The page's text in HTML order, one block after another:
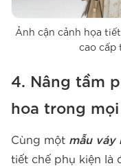
Ảnh cận cảnh họa
cao cấp
4. Nâng tầm
hoa trong
Cùng một mẫu váy
tiết chế phụ kiện là